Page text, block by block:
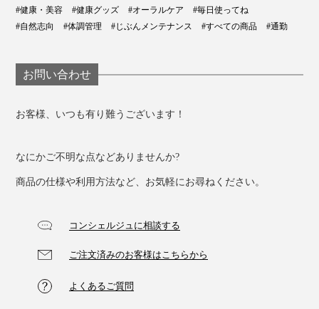
#健康・美容 #健康グッズ #オーラルケア
#毎日使ってね
#自然志向
#体調管理 #じぶんメンテナンス #すべての商品 #通勤
お問い合わせ
お客様、いつも有り難うございます！
なにかご不明な点などありませんか?
商品の仕様や利用方法など、お気軽にお尋ねください。
コンシェルジュに相談する
ご注文済みのお客様はこちらから
よくあるご質問